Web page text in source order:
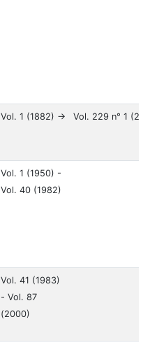
Vol. 1 (1882) -> Vol. 229 n° 1
Vol. 1 (1950) -
Vol. 40 (1982)
Vol. 41 (1983)
- Vol. 87
(2000)